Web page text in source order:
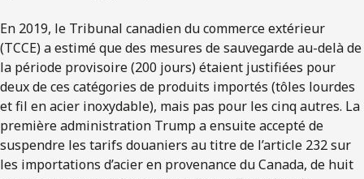
En 2019, le Tribunal canadien du commerce extérieur
(TCCE) a estimé que des mesures de sauvegarde au-delà de
la période provisoire (200 jours) étaient justifiées pour
deux de ces catégories de produits importés (tôles lourdes
et fil en acier inoxydable), mais pas pour les cinq autres. La
première administration Trump a ensuite accepté de
suspendre les tarifs douaniers au titre de l’article 232 sur
les importations d’acier en provenance du Canada, de huit